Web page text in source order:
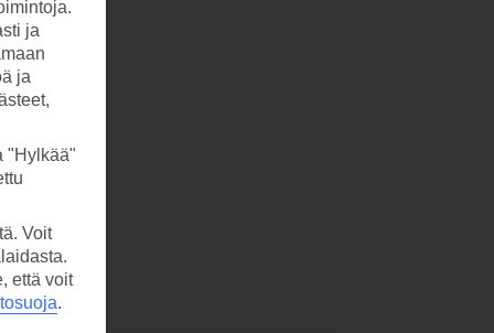
ja
ja
"Hylkää"
Voit
että voit
.